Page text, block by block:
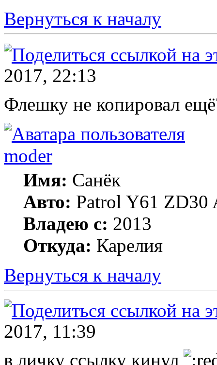
Вернуться к началу
2017, 22:13
Флешку не копировал
moder
Имя: Санёк
Авто: Patrol Y61 ZD30
Владею с: 2013
Откуда: Карелия
Вернуться к началу
2017, 11:39
в личку ссылку кинул